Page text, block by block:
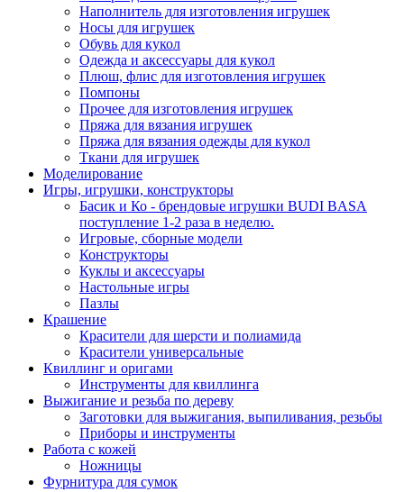
Наполнитель для изготовления игрушек
Носы для игрушек
Обувь для кукол
Одежда и аксессуары для кукол
Плюш, флис для изготовления игрушек
Помпоны
Прочее для изготовления игрушек
Пряжа для вязания игрушек
Пряжа для вязания одежды для кукол
Ткани для игрушек
Моделирование
Игры, игрушки, конструкторы
Басик и Ко - брендовые игрушки BUDI BASA
поступление 1-2 раза в неделю.
Игровые, сборные модели
Конструкторы
Куклы и аксессуары
Настольные игры
Пазлы
Крашение
Красители для шерсти и полиамида
Красители универсальные
Квиллинг и оригами
Инструменты для квиллинга
Выжигание и резьба по дереву
Заготовки для выжигания, выпиливания, резьбы
Приборы и инструменты
Работа с кожей
Ножницы
Фурнитура для сумок